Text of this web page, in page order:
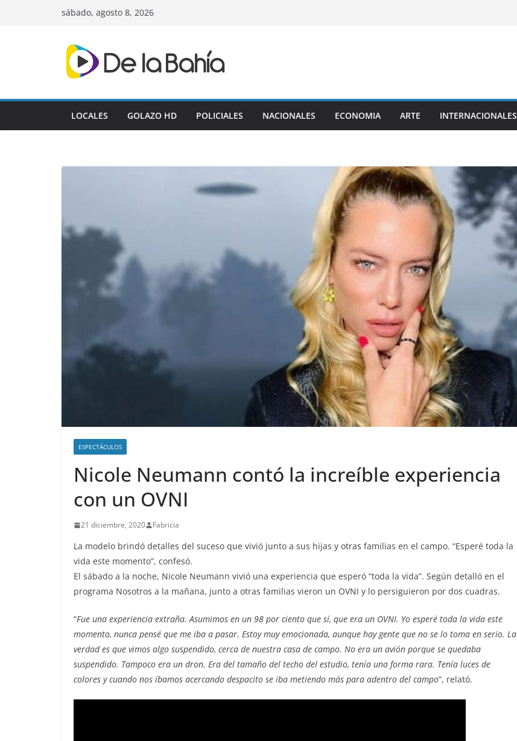
sábado, agosto 8, 2026
LOCALES GOLAZO HD POLICIALES NACIONALES ECONOMIA ARTE INTERNACIONALES
ESPECTÁCULOS
Nicole Neumann contó la increíble experiencia
con un OVNI
21 diciembre, 2020 Fabricia
La modelo brindó detalles del suceso que vivió junto a sus hijas y otras familias en el campo. “Esperé toda la
vida este momento”, confesó.
El sábado a la noche, Nicole Neumann vivió una experiencia que esperó “toda la vida”. Según detalló en el
programa Nosotros a la mañana, junto a otras familias vieron un OVNI y lo persiguieron por dos cuadras.
“Fue una experiencia extraña. Asumimos en un 98 por ciento que sí, que era un OVNI. Yo esperé toda la vida este
momento, nunca pensé que me iba a pasar. Estoy muy emocionada, aunque hay gente que no se lo toma en serio. La
verdad es que vimos algo suspendido, cerca de nuestra casa de campo. No era un avión porque se quedaba
suspendido. Tampoco era un dron. Era del tamaño del techo del estudio, tenía una forma rara. Tenía luces de
colores y cuando nos íbamos acercando despacito se iba metiendo más para adentro del campo”, relató.